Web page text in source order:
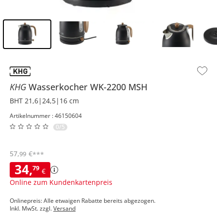
KHG Wasserkocher WK-2200 MSH
BHT 21,6|24,5|16 cm
Artikelnummer : 46150604
0/5
34,79 €
Online zum Kundenkartenpreis
57,99 €***
Onlinepreis: Alle etwaigen Rabatte bereits abgezogen.
Inkl. MwSt. zzgl.Versand